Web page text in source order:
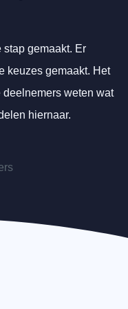
stap gemaakt. Er
keuzes gemaakt. Het
weten wat
hiernaar.